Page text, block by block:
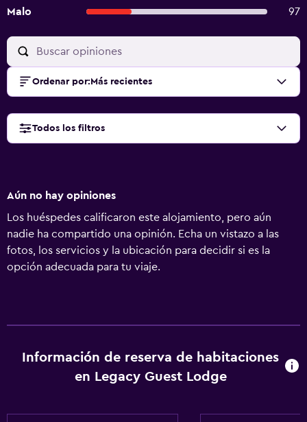
Malo
97
Ordenar por: Más recientes
Todos los filtros
Aún no hay opiniones
Los huéspedes calificaron este alojamiento, pero aún
nadie ha compartido una opinión. Echa un vistazo a las
fotos, los servicios y la ubicación para decidir si es la
opción adecuada para tu viaje.
Información de reserva de habitaciones
en Legacy Guest Lodge